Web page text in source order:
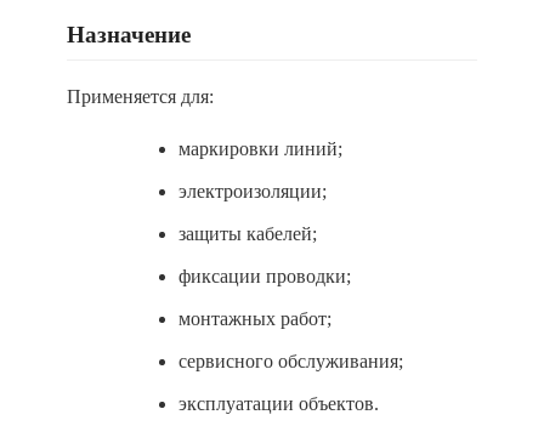
Назначение
Применяется для:
маркировки линий;
электроизоляции;
защиты кабелей;
фиксации проводки;
монтажных работ;
сервисного обслуживания;
эксплуатации объектов.